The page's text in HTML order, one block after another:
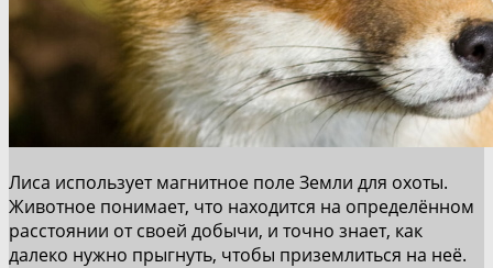
Лиса использует магнитное поле Земли для охоты.
Животное понимает, что находится на определённом
расстоянии от своей добычи, и точно знает, как
далеко нужно прыгнуть, чтобы приземлиться на неё.